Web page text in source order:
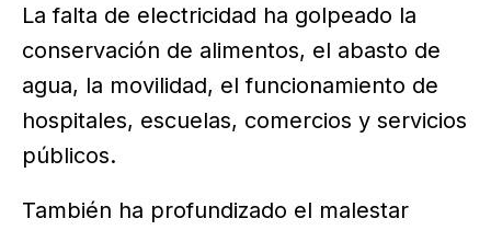
La falta de electricidad ha golpeado la
conservación de alimentos, el abasto de
agua, la movilidad, el funcionamiento de
hospitales, escuelas, comercios y servicios
públicos.
También ha profundizado el malestar